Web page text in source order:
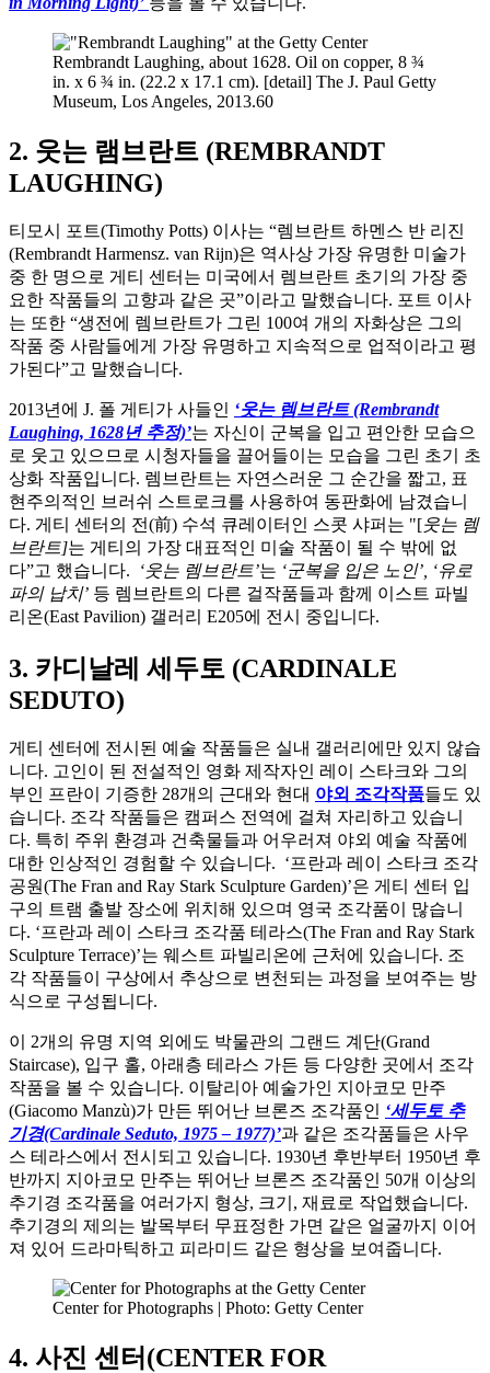
Rembrandt Laughing, about 1628. Oil on copper, 8 ¾
in. x 6 ¾ in. (22.2 x 17.1 cm). [detail] The J. Paul Getty
Museum, Los Angeles, 2013.60
2. 웃는 램브란트 (REMBRANDT
LAUGHING)
티모시 포트(Timothy Potts) 이사는 “렘브란트 하멘스 반 리진
(Rembrandt Harmensz. van Rijn)은 역사상 가장 유명한 미술가
중 한 명으로 게티 센터는 미국에서 렘브란트 초기의 가장 중
요한 작품들의 고향과 같은 곳”이라고 말했습니다. 포트 이사
는 또한 “생전에 렘브란트가 그린 100여 개의 자화상은 그의
작품 중 사람들에게 가장 유명하고 지속적으로 업적이라고 평
가된다”고 말했습니다.
2013년에 J. 폴 게티가 사들인 ‘웃는 렘브란트 (Rembrandt
Laughing, 1628년 추정)’는 자신이 군복을 입고 편안한 모습으
로 웃고 있으므로 시청자들을 끌어들이는 모습을 그린 초기 초
상화 작품입니다. 렘브란트는 자연스러운 그 순간을 짧고, 표
현주의적인 브러쉬 스트로크를 사용하여 동판화에 남겼습니
다. 게티 센터의 전(前) 수석 큐레이터인 스콧 샤퍼는 "[웃는 렘
브란트]는 게티의 가장 대표적인 미술 작품이 될 수 밖에 없
다”고 했습니다.
‘웃는 렘브란트’는 ‘군복을 입은 노인’, ‘유로
파의 납치’ 등 렘브란트의 다른 걸작품들과 함께 이스트 파빌
리온(East Pavilion) 갤러리 E205에 전시 중입니다.
3. 카디날레 세두토 (CARDINALE
SEDUTO)
게티 센터에 전시된 예술 작품들은 실내 갤러리에만 있지 않습
니다. 고인이 된 전설적인 영화 제작자인 레이 스타크와 그의
부인 프란이 기증한 28개의 근대와 현대 야외 조각작품들도 있
습니다. 조각 작품들은 캠퍼스 전역에 걸쳐 자리하고 있습니
다. 특히 주위 환경과 건축물들과 어우러져 야외 예술 작품에
대한 인상적인 경험할 수 있습니다. ‘프란과 레이 스타크 조각
공원(The Fran and Ray Stark Sculpture Garden)’은 게티 센터 입
구의 트램 출발 장소에 위치해 있으며 영국 조각품이 많습니
다. ‘프란과 레이 스타크 조각품 테라스(The Fran and Ray Stark
Sculpture Terrace)’는 웨스트 파빌리온에 근처에 있습니다. 조
각 작품들이 구상에서 추상으로 변천되는 과정을 보여주는 방
식으로 구성됩니다.
이 2개의 유명 지역 외에도 박물관의 그랜드 계단(Grand
Staircase), 입구 홀, 아래층 테라스 가든 등 다양한 곳에서 조각
작품을 볼 수 있습니다. 이탈리아 예술가인 지아코모 만주
(Giacomo Manzù)가 만든 뛰어난 브론즈 조각품인 ‘세두토 추
기경(Cardinale Seduto, 1975 – 1977)’과 같은 조각품들은 사우
스 테라스에서 전시되고 있습니다. 1930년 후반부터 1950년 후
반까지 지아코모 만주는 뛰어난 브론즈 조각품인 50개 이상의
추기경 조각품을 여러가지 형상, 크기, 재료로 작업했습니다.
추기경의 제의는 발목부터 무표정한 가면 같은 얼굴까지 이어
져 있어 드라마틱하고 피라미드 같은 형상을 보여줍니다.
Center for Photographs | Photo: Getty Center
4. 사진 센터(CENTER FOR